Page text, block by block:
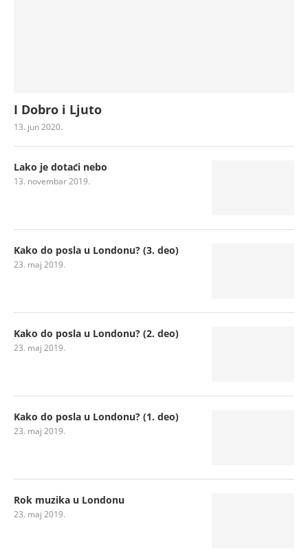
I Dobro i Ljuto
13. jun 2020.
Lako je dotaći nebo
13. novembar 2019.
Kako do posla u Londonu? (3. deo)
23. maj 2019.
Kako do posla u Londonu? (2. deo)
23. maj 2019.
Kako do posla u Londonu? (1. deo)
23. maj 2019.
Rok muzika u Londonu
23. maj 2019.